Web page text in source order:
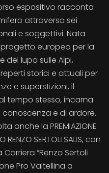
espositivo racconta
attraverso sei
e soggettivi. Nata
progetto europeo per la
del lupo sulle Alpi,
storici e attuali per
e superstizioni, il
tempo stesso, incarna
e di ardore.
anche la PREMIAZIONE
RENZO SERTOLI SALIS, con
“Renzo Sertoli
Pro Valtellina a